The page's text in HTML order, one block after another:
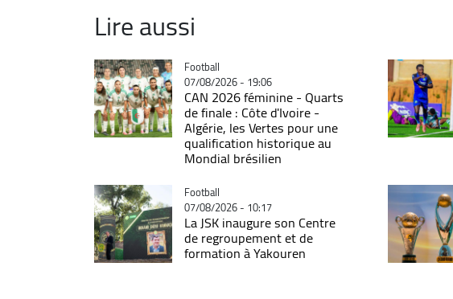
Lire aussi
Catégorie
Football
07/08/2026 - 19:06
CAN 2026 féminine - Quarts
de finale : Côte d'Ivoire -
Algérie, les Vertes pour une
qualification historique au
Mondial brésilien
Catégorie
Football
07/08/2026 - 10:17
La JSK inaugure son Centre
de regroupement et de
formation à Yakouren